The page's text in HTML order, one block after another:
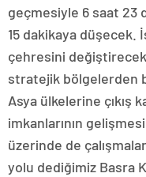
geçmesiyle 6 saat 23
15 dakikaya
çehresini
stratejik bölgelerden
Asya ülkelerine çıkış
imkanlarının
üzerinde de
yolu dediğimiz Basra